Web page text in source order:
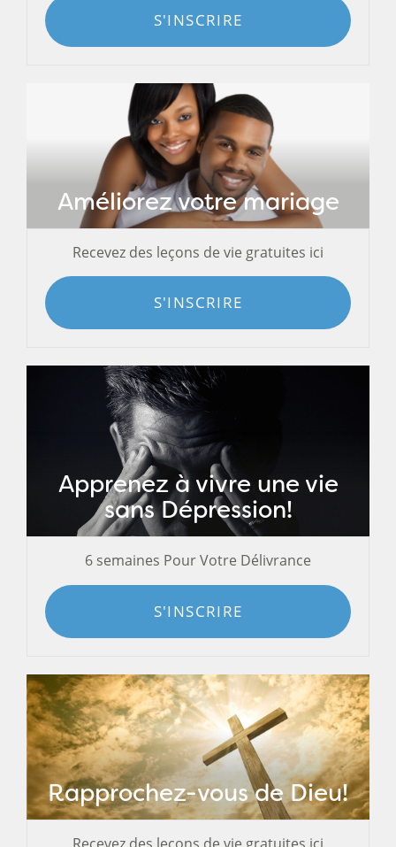
S'INSCRIRE
Améliorez votre mariage
Recevez des leçons de vie gratuites ici
S'INSCRIRE
Apprenez à vivre une vie
sans Dépression!
6 semaines Pour Votre Délivrance
S'INSCRIRE
Rapprochez-vous de Dieu!